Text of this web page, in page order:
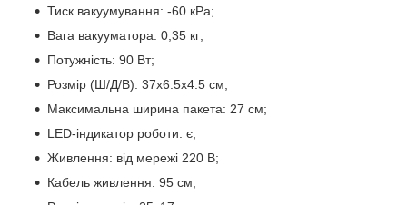
Тиск вакуумування: -60 кРа;
Вага вакууматора: 0,35 кг;
Потужність: 90 Вт;
Розмір (Ш/Д/В): 37x6.5x4.5 см;
Максимальна ширина пакета: 27 см;
LED-індикатор роботи: є;
Живлення: від мережі 220 В;
Кабель живлення: 95 см;